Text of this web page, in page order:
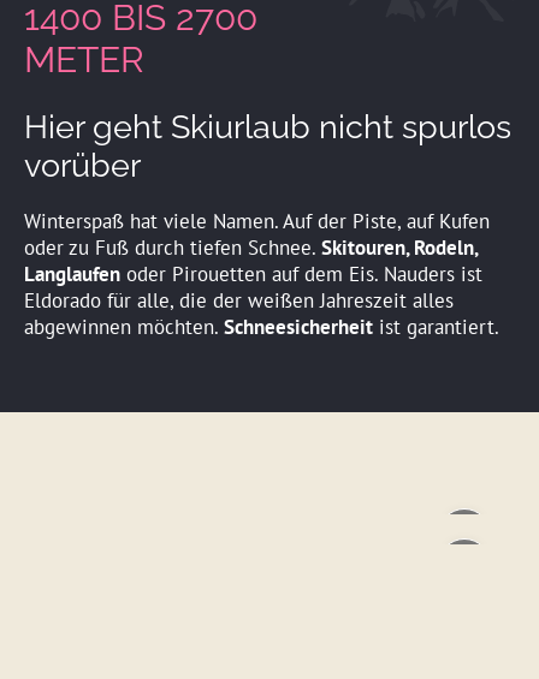
1400 BIS 2700
METER
Hier geht Skiurlaub nicht spurlos
vorüber
Winterspaß hat viele Namen. Auf der Piste, auf Kufen
oder zu Fuß durch tiefen Schnee. Skitouren, Rodeln,
Langlaufen oder Pirouetten auf dem Eis. Nauders ist
Eldorado für alle, die der weißen Jahreszeit alles
abgewinnen möchten. Schneesicherheit ist garantiert.